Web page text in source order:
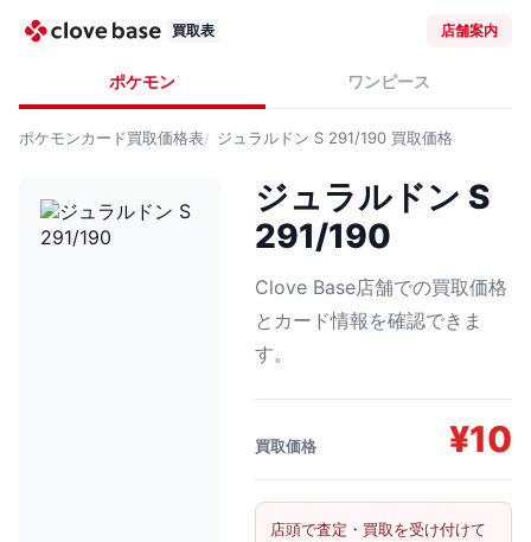
買取表 店舗案内
ポケモン ワンピース
ポケモンカード買取価格表 ジュラルドン S 291/190 買取価格
ジュラルドン S
291/190
Clove Base店舗での買取価格
とカード情報を確認できま
す。
買取価格 ¥10
店頭で査定・買取を受け付けて